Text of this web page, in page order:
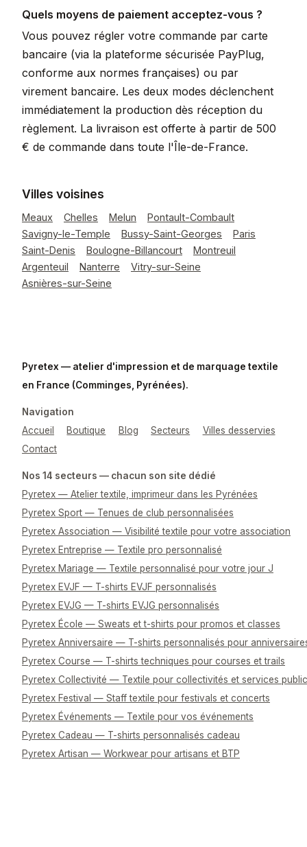
Quels moyens de paiement acceptez-vous ?
Vous pouvez régler votre commande par carte
bancaire (via la plateforme sécurisée PayPlug,
conforme aux normes françaises) ou par
virement bancaire. Les deux modes déclenchent
immédiatement la production dès réception du
règlement. La livraison est offerte à partir de 500
€ de commande dans toute l'Île-de-France.
Villes voisines
Meaux Chelles Melun
Pontault-Combault
Savigny-le-Temple
Bussy-Saint-Georges
Paris
Saint-Denis
Boulogne-Billancourt
Montreuil
Argenteuil
Nanterre
Vitry-sur-Seine
Asnières-sur-Seine
Pyretex — atelier d'impression et de marquage textile
en France (Comminges, Pyrénées).
Navigation
Accueil
Boutique Blog Secteurs
Villes desservies
Contact
Nos 14 secteurs — chacun son site dédié
Pyretex — Atelier textile, imprimeur dans les Pyrénées
Pyretex Sport — Tenues de club personnalisées
Pyretex Association — Visibilité textile pour votre association
Pyretex Entreprise — Textile pro personnalisé
Pyretex Mariage — Textile personnalisé pour votre jour J
Pyretex EVJF — T-shirts EVJF personnalisés
Pyretex EVJG — T-shirts EVJG personnalisés
Pyretex École — Sweats et t-shirts pour promos et classes
Pyretex Anniversaire — T-shirts personnalisés pour
Pyretex Course — T-shirts techniques pour courses et trails
Pyretex Collectivité — Textile pour collectivités et services
Pyretex Festival — Staff textile pour festivals et concerts
Pyretex Événements — Textile pour vos événements
Pyretex Cadeau — T-shirts personnalisés cadeau
Pyretex Artisan — Workwear pour artisans et BTP